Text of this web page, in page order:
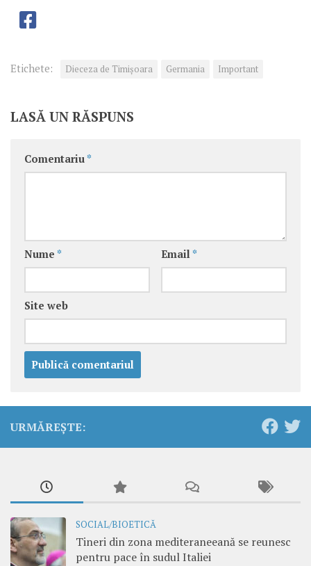
Etichete: Dieceza de Timișoara Germania Important
LASĂ UN RĂSPUNS
Comentariu *
Nume * Email *
Site web
URMĂREȘTE:
SOCIAL/BIOETICĂ
Tineri din zona mediteraneeană se reunesc
pentru pace în sudul Italiei